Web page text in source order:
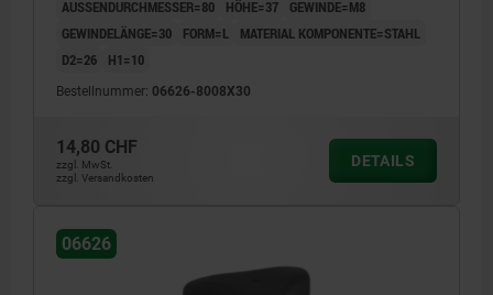
AUSSENDURCHMESSER=80 HÖHE=37
GEWINDE=M8
GEWINDELÄNGE=30
FORM=L
MATERIAL KOMPONENTE=STAHL
D2=26
H1=10
Bestellnummer: 06626-8008X30
14,80 CHF
zzgl. MwSt.
zzgl. Versandkosten
DETAILS
06626